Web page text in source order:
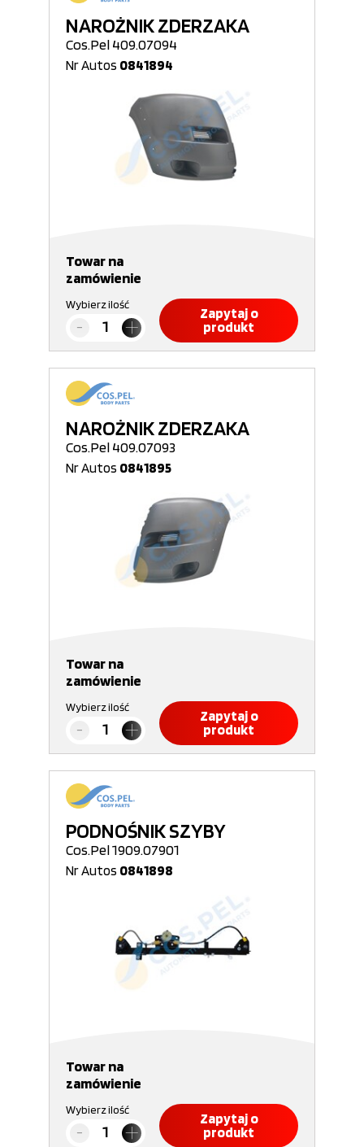
NAROŻNIK ZDERZAKA
Cos.Pel 409.07094
Nr Autos 0841894
Towar na
zamówienie
Wybierz ilość
Zapytaj o
produkt
NAROŻNIK ZDERZAKA
Cos.Pel 409.07093
Nr Autos 0841895
Towar na
zamówienie
Wybierz ilość
Zapytaj o
produkt
PODNOŚNIK SZYBY
Cos.Pel 1909.07901
Nr Autos 0841898
Towar na
zamówienie
Wybierz ilość
Zapytaj o
produkt